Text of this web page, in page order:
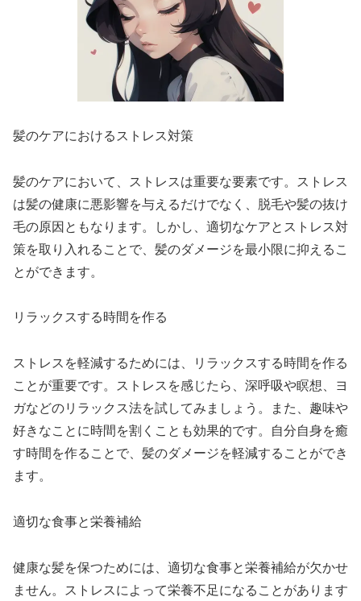
髪のケアにおけるストレス対策
髪のケアにおいて、ストレスは重要な要素です。ストレス
は髪の健康に悪影響を与えるだけでなく、脱毛や髪の抜け
毛の原因ともなります。しかし、適切なケアとストレス対
策を取り入れることで、髪のダメージを最小限に抑えるこ
とができます。
リラックスする時間を作る
ストレスを軽減するためには、リラックスする時間を作る
ことが重要です。ストレスを感じたら、深呼吸や瞑想、ヨ
ガなどのリラックス法を試してみましょう。また、趣味や
好きなことに時間を割くことも効果的です。自分自身を癒
す時間を作ることで、髪のダメージを軽減することができ
ます。
適切な食事と栄養補給
健康な髪を保つためには、適切な食事と栄養補給が欠かせ
ません。ストレスによって栄養不足になることがあります